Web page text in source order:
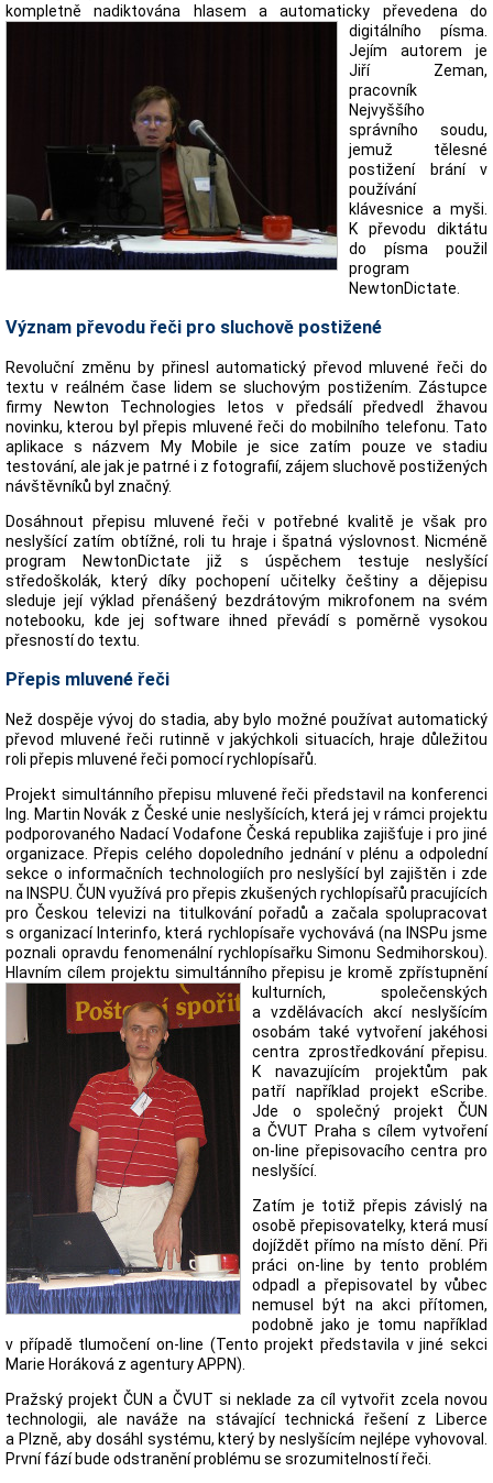
kompletně nadiktována
hlasem a automaticky převedena do
digitálního písma.
Jejím autorem je
Jiří Zeman,
pracovník
Nejvyššího
správního soudu,
jemuž tělesné
postižení brání v
používání
klávesnice a myši.
K převodu diktátu
do písma použil
program
NewtonDictate.
Význam převodu řeči pro sluchově postižené
Revoluční změnu by přinesl automatický převod mluvené řeči do
textu v reálném čase lidem se sluchovým postižením. Zástupce
firmy Newton Technologies letos v předsálí předvedl žhavou
novinku, kterou byl přepis mluvené řeči do mobilního telefonu. Tato
aplikace s názvem My Mobile je sice zatím pouze ve stadiu
testování, ale jak je patrné i z fotografií, zájem sluchově postižených
návštěvníků byl značný.
Dosáhnout přepisu mluvené řeči v potřebné kvalitě je však pro
neslyšící zatím obtížné, roli tu hraje i špatná výslovnost. Nicméně
program NewtonDictate již s úspěchem testuje neslyšící
středoškolák, který díky pochopení učitelky češtiny a dějepisu
sleduje její výklad přenášený bezdrátovým mikrofonem na svém
notebooku, kde jej software ihned převádí s poměrně vysokou
přesností do textu.
Přepis mluvené řeči
Než dospěje vývoj do stadia, aby bylo možné používat automatický
převod mluvené řeči rutinně v jakýchkoli situacích, hraje důležitou
roli přepis mluvené řeči pomocí rychlopísařů.
Projekt simultánního přepisu mluvené řeči představil na konferenci
Ing. Martin Novák z České unie neslyšících, která jej v rámci projektu
podporovaného Nadací Vodafone Česká republika zajišťuje i pro jiné
organizace. Přepis celého dopoledního jednání v plénu a odpolední
sekce o informačních technologiích pro neslyšící byl zajištěn i zde
na INSPU. ČUN využívá pro přepis zkušených rychlopísařů pracujících
pro Českou televizi na titulkování pořadů a začala spolupracovat
s organizací Interinfo, která rychlopísaře vychovává (na INSPu jsme
poznali opravdu fenomenální rychlopísařku Simonu Sedmihorskou).
Hlavním cílem projektu simultánního přepisu je kromě zpřístupnění
kulturních, společenských
a vzdělávacích akcí neslyšícím
osobám také vytvoření jakéhosi
centra zprostředkování přepisu.
K navazujícím projektům pak
patří například projekt eScribe.
Jde o společný projekt ČUN
a ČVUT Praha s cílem vytvoření
on-line přepisovacího centra pro
neslyšící.
Zatím je totiž přepis závislý na
osobě přepisovatelky, která musí
dojíždět přímo na místo dění. Při
práci on-line by tento problém
odpadl a přepisovatel by vůbec
nemusel být na akci přítomen,
podobně jako je tomu například
v případě tlumočení on-line (Tento projekt představila v jiné sekci
Marie Horáková z agentury APPN).
Pražský projekt ČUN a ČVUT si neklade za cíl vytvořit zcela novou
technologii, ale naváže na stávající technická řešení z Liberce
a Plzně, aby dosáhl systému, který by neslyšícím nejlépe vyhovoval.
První fází bude odstranění problému se srozumitelností řeči.